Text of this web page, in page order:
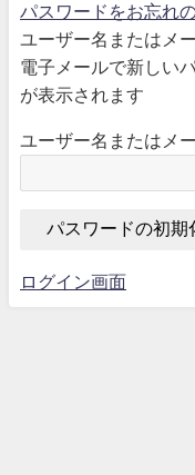
パスワードをお忘れ
ユーザー名またはメ
電子メールで新しい
が表示されます
ユーザー名またはメ
ログイン画面